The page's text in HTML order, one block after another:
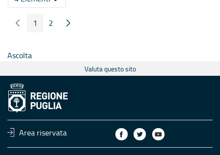
Per pagina
Pagina Precedente
Pagina
1 Pagina
2 Pagina Seguente
Ascolta
Valuta questo sito
Area riservata